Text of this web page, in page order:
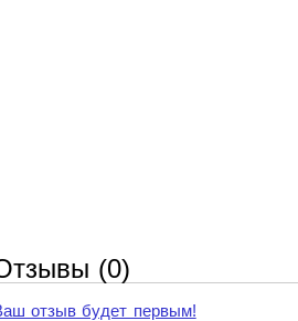
(0)
отзыв будет первым!